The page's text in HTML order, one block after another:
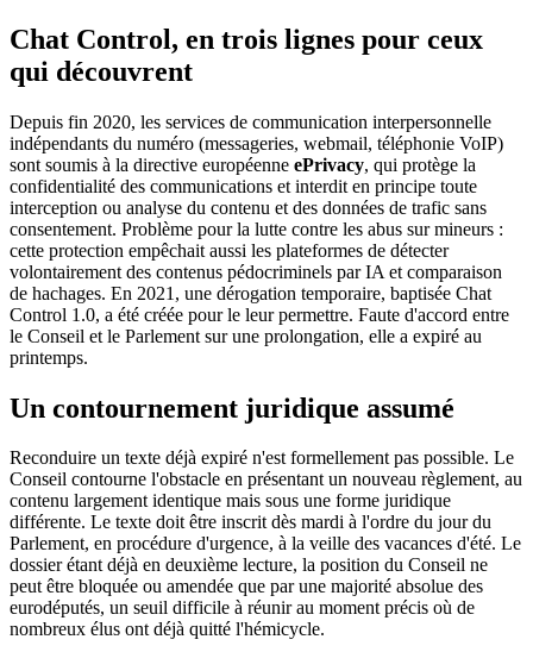
Chat Control, en trois lignes pour ceux
qui découvrent
Depuis fin 2020, les services de communication interpersonnelle
indépendants du numéro (messageries, webmail, téléphonie VoIP)
sont soumis à la directive européenne ePrivacy, qui protège la
confidentialité des communications et interdit en principe toute
interception ou analyse du contenu et des données de trafic sans
consentement. Problème pour la lutte contre les abus sur mineurs :
cette protection empêchait aussi les plateformes de détecter
volontairement des contenus pédocriminels par IA et comparaison
de hachages. En 2021, une dérogation temporaire, baptisée Chat
Control 1.0, a été créée pour le leur permettre. Faute d'accord entre
le Conseil et le Parlement sur une prolongation, elle a expiré au
printemps.
Un contournement juridique assumé
Reconduire un texte déjà expiré n'est formellement pas possible. Le
Conseil contourne l'obstacle en présentant un nouveau règlement, au
contenu largement identique mais sous une forme juridique
différente. Le texte doit être inscrit dès mardi à l'ordre du jour du
Parlement, en procédure d'urgence, à la veille des vacances d'été. Le
dossier étant déjà en deuxième lecture, la position du Conseil ne
peut être bloquée ou amendée que par une majorité absolue des
eurodéputés, un seuil difficile à réunir au moment précis où de
nombreux élus ont déjà quitté l'hémicycle.